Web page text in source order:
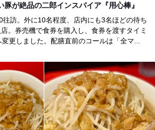
豚が絶品の二郎インスパイア『用心棒』
訪。外に10名程度、店内にも3名ほどの待ち
。券売機で食券を購入し、食券を渡すタイミ
更しました。配膳直前のコールは「全マ...